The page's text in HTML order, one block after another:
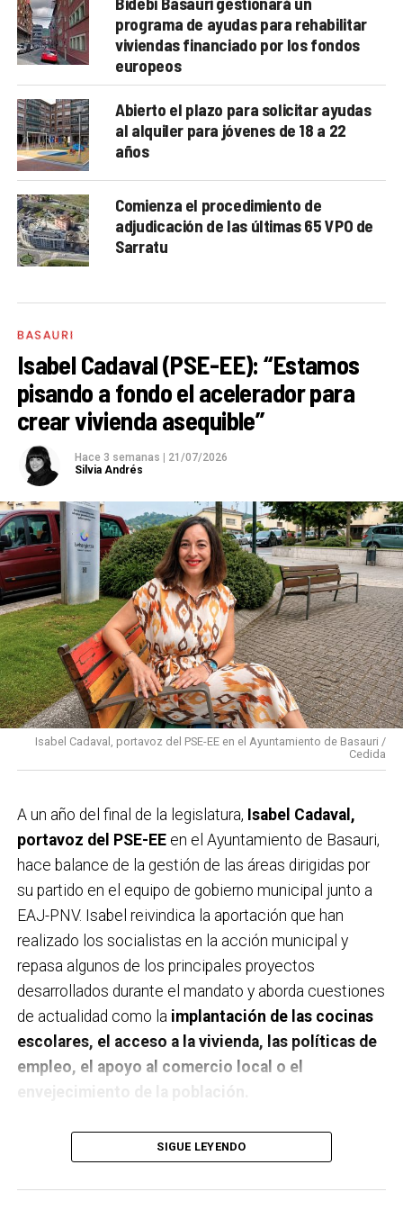
programa de ayudas para rehabilitar
viviendas financiado por los fondos
europeos
Abierto el plazo para solicitar ayudas
al alquiler para jóvenes de 18 a 22
años
Comienza el procedimiento de
adjudicación de las últimas 65 VPO de
Sarratu
BASAURI
Isabel Cadaval (PSE-EE): “Estamos
pisando a fondo el acelerador para
crear vivienda asequible”
Hace 3 semanas | 21/07/2026
Silvia Andrés
Isabel Cadaval, portavoz del PSE-EE en el Ayuntamiento de Basauri /
Cedida
A un año del final de la legislatura, Isabel Cadaval,
portavoz del PSE-EEen el Ayuntamiento de Basauri,
hace balance de la gestión de las áreas dirigidas por
su partido en el equipo de gobierno municipal junto a
EAJ-PNV. Isabel reivindica la aportación que han
realizado los socialistas en la acción municipal y
repasa algunos de los principales proyectos
desarrollados durante el mandato y aborda cuestiones
de actualidad como la implantación de las cocinas
escolares, el acceso a la vivienda, las políticas de
empleo, el apoyo al comercio local o el
envejecimiento de la población.
A un año de acabar la legislatura, ¿qué balance
haces de la gestión del PSE en tus áreas dentro
del equipo de gobierno y qué proyectos
SIGUE LEYENDO